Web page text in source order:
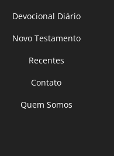
Devocional Diário
Novo Testamento
Recentes
Contato
Quem Somos